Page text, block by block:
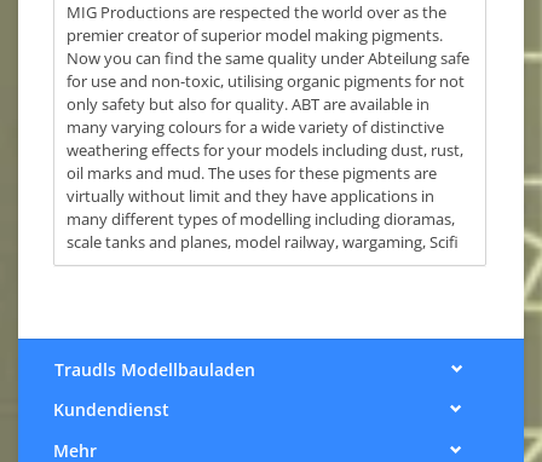
MIG Productions are respected the world over as the
premier creator of superior model making pigments.
Now you can find the same quality under Abteilung safe
for use and non-toxic, utilising organic pigments for not
only safety but also for quality. ABT are available in
many varying colours for a wide variety of distinctive
weathering effects for your models including dust, rust,
oil marks and mud. The uses for these pigments are
virtually without limit and they have applications in
many different types of modelling including dioramas,
scale tanks and planes, model railway, wargaming, Scifi
…
Traudls Modellbauladen
Kundendienst
Mehr